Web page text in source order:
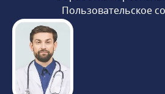
Пользовательское